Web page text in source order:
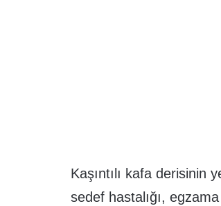
Kaşıntılı kafa derisinin
sedef hastalığı,